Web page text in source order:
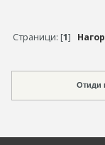
Страници: [1]
Отиди